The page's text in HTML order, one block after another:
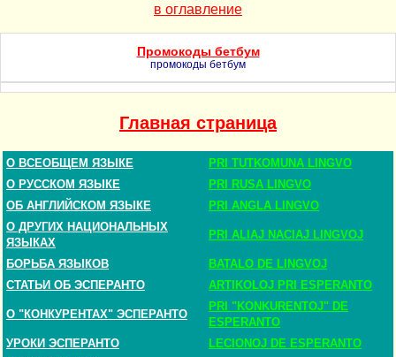
в оглавление
Промокоды бетбум
промокоды бетбум
Главная страница
О ВСЕОБЩЕМ ЯЗЫКЕ
PRI TUTKOMUNA LINGVO
О РУССКОМ ЯЗЫКЕ
PRI RUSA LINGVO
ОБ АНГЛИЙСКОМ ЯЗЫКЕ
PRI ANGLA LINGVO
О ДРУГИХ НАЦИОНАЛЬНЫХ
ЯЗЫКАХ
PRI ALIAJ NACIAJ LINGVOJ
БОРЬБА ЯЗЫКОВ
BATALO DE LINGVOJ
СТАТЬИ ОБ ЭСПЕРАНТО
ARTIKOLOJ PRI ESPERANTO
О "КОНКУРЕНТАХ" ЭСПЕРАНТО
PRI "KONKURENTOJ" DE
ESPERANTO
УРОКИ ЭСПЕРАНТО
LECIONOJ DE ESPERANTO